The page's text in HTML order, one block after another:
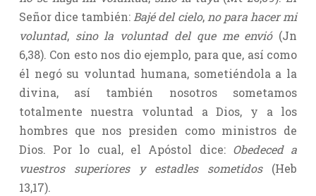
Señor dice también: Bajé del cielo,no para hacer mi
voluntad,sino la voluntad del que me envió (Jn
6,38). Con esto nos dio ejemplo, para que, así como
él negó su voluntad humana, sometiéndola a la
divina, así también nosotros sometamos
totalmente nuestra voluntad a Dios, y a los
hombres que nos presiden como ministros de
Dios. Por lo cual, el Apóstol dice: Obedeced a
vuestros superiores y estadles sometidos (Heb
13,17).